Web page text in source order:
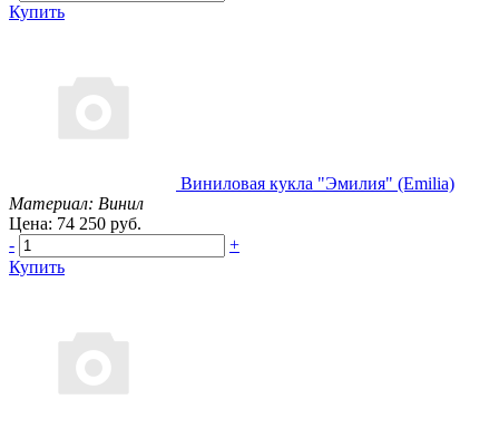
Купить
Виниловая кукла "Эмилия" (Emilia)
Материал: Винил
Цена: 74 250 руб.
-
+
Купить